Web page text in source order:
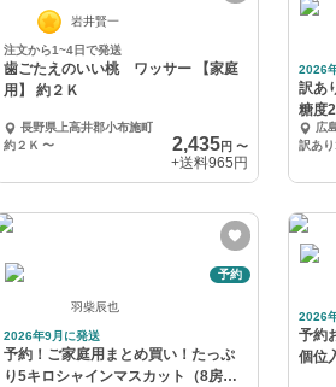
岩井賢一
注文から1~4日で発送
歯ごたえのいい桃 ワッサー 【家庭
用】 約２Ｋ
長野県上高井郡小布施町
約２Ｋ 〜 2,435円 〜
+送料965円
2026
訳あ
糖度
種 広
予約
羽柴辰也
2026年9月に発送
予約！ご家庭用まとめ買い！たっぷ
り5キロシャインマスカット（8房〜
2026
予約
個位